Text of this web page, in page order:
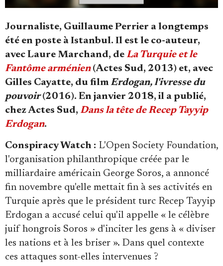
Journaliste, Guillaume Perrier a longtemps
été en poste à Istanbul. Il est le co-auteur,
avec Laure Marchand, de La Turquie et le
Fantôme arménien(Actes Sud, 2013) et, avec
Gilles Cayatte, du filmErdogan, l'ivresse du
pouvoir(2016). En janvier 2018, il a publié,
chez Actes Sud, Dans la tête de Recep Tayyip
Erdogan.
Conspiracy Watch : L'Open Society Foundation,
l'organisation philanthropique créée par le
milliardaire américain George Soros, a annoncé
fin novembre qu'elle mettait fin à ses activités en
Turquie après que le président turc Recep Tayyip
Erdogan a accusé celui qu'il appelle « le célèbre
juif hongrois Soros » d'inciter les gens à « diviser
les nations et à les briser ». Dans quel contexte
ces attaques sont-elles intervenues ?